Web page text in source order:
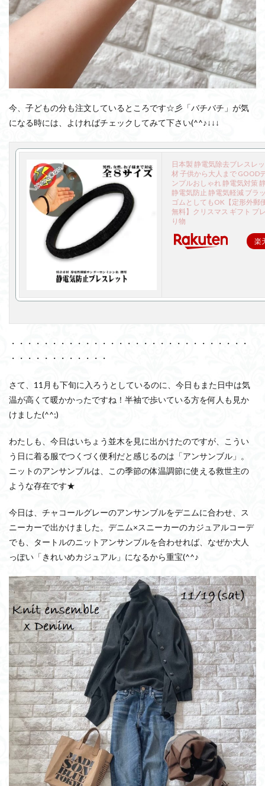
今、子どもの分も注文しているところです☆彡「バチバチ」が気
になる時には、よければチェックしてみて下さい(^^♪↓↓↓
日本製 静電気除去ブレスレ
材 子供から大人まで GOOD
ンプルおしゃれ 静電気対策
静電気防止 静電気軽減 ブラ
ゴムとしてもOK【定形外郵
無料】クリスマス ギフト プ
り物
楽
・・・・・・・・・・・・・・・・・・・・・・・・・・・・・
・・・・・・・・・・・・
さて、11月も下旬に入ろうとしているのに、今日もまた日中は気
温が高くて暖かかったですね！半袖で歩いている方を何人も見か
けました(^^;)
わたしも、今日はいちょう並木を見に出かけたのですが、こうい
う日に着る服でつくづく便利だと感じるのは「アンサンブル」。
ニットのアンサンブルは、この季節の体温調節に使える救世主の
ような存在です★
今日は、チャコールグレーのアンサンブルをデニムに合わせ、ス
ニーカーで出かけました。デニム×スニーカーのカジュアルコーデ
でも、タートルのニットアンサンブルを合わせれば、なぜか大人
っぽい「きれいめカジュアル」になるから重宝(^^♪